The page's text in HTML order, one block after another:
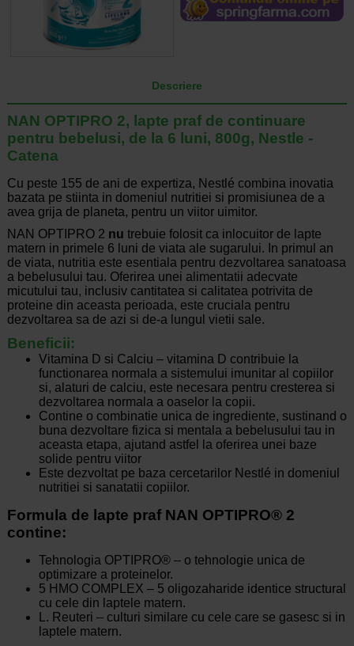
Descriere
NAN OPTIPRO 2, lapte praf de continuare
pentru bebelusi, de la 6 luni, 800g, Nestle -
Catena
Cu peste 155 de ani de expertiza, Nestlé combina inovatia
bazata pe stiinta in domeniul nutritiei si promisiunea de a
avea grija de planeta, pentru un viitor uimitor.
NAN OPTIPRO 2 nu trebuie folosit ca inlocuitor de lapte
matern in primele 6 luni de viata ale sugarului. In primul an
de viata, nutritia este esentiala pentru dezvoltarea sanatoasa
a bebelusului tau. Oferirea unei alimentatii adecvate
micutului tau, inclusiv cantitatea si calitatea potrivita de
proteine din aceasta perioada, este cruciala pentru
dezvoltarea sa de azi si de-a lungul vietii sale.
Beneficii:
Vitamina D si Calciu – vitamina D contribuie la
functionarea normala a sistemului imunitar al copiilor
si, alaturi de calciu, este necesara pentru cresterea si
dezvoltarea normala a oaselor la copii.
Contine o combinatie unica de ingrediente, sustinand o
buna dezvoltare fizica si mentala a bebelusului tau in
aceasta etapa, ajutand astfel la oferirea unei baze
solide pentru viitor
Este dezvoltat pe baza cercetarilor Nestlé in domeniul
nutritiei si sanatatii copiilor.
Formula de lapte praf NAN OPTIPRO® 2
contine:
Tehnologia OPTIPRO® – o tehnologie unica de
optimizare a proteinelor.
5 HMO COMPLEX – 5 oligozaharide identice structural
cu cele din laptele matern.
L. Reuteri – culturi similare cu cele care se gasesc si in
laptele matern.